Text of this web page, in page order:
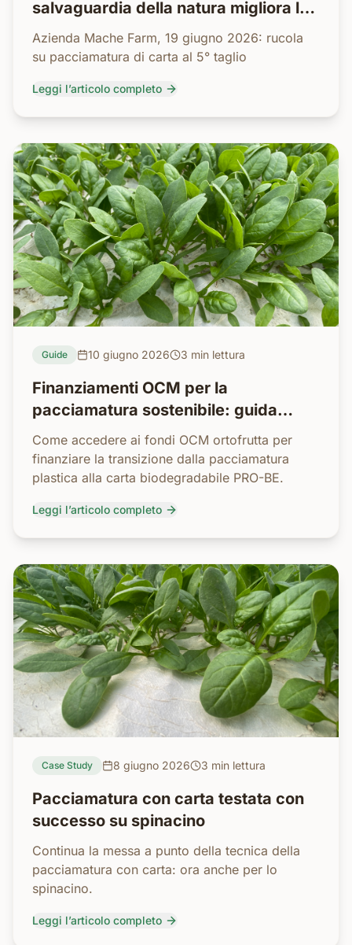
salvaguardia della natura migliora la
redditività
Azienda Mache Farm, 19 giugno 2026: rucola
su pacciamatura di carta al 5° taglio
Leggi l’articolo completo
Guide 10 giugno 2026 3 min lettura
Finanziamenti OCM per la
pacciamatura sostenibile: guida
pratica
Come accedere ai fondi OCM ortofrutta per
finanziare la transizione dalla pacciamatura
plastica alla carta biodegradabile PRO-BE.
Leggi l’articolo completo
Case Study 8 giugno 2026 3 min lettura
Pacciamatura con carta testata con
successo su spinacino
Continua la messa a punto della tecnica della
pacciamatura con carta: ora anche per lo
spinacino.
Leggi l’articolo completo